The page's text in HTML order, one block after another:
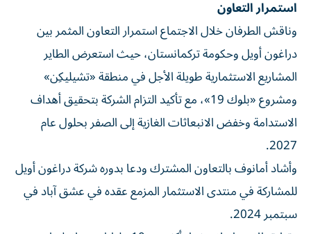
استمرار التعاون
وناقش الطرفان خلال الاجتماع استمرار التعاون المثمر بين
دراغون أويل وحكومة تركمانستان، حيث استعرض الطاير
المشاريع الاستثمارية طويلة الأجل في منطقة «تشيليكِن»
ومشروع «بلوك 19»، مع تأكيد التزام الشركة بتحقيق أهداف
الاستدامة وخفض الانبعاثات الغازية إلى الصفر بحلول عام
2027.
وأشاد أمانوف بالتعاون المشترك ودعا بدوره شركة دراغون أويل
للمشاركة في منتدى الاستثمار المزمع عقده في عشق آباد في
سبتمبر 2024.